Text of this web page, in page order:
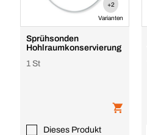
+2
Varianten
Sprühsonden
Hohlraumkonservierung
1 St
Dieses Produkt